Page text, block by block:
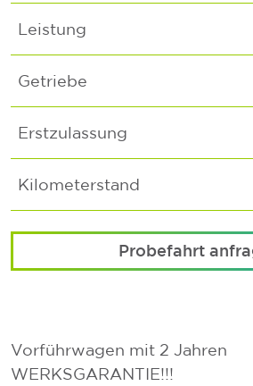
Leistung
Getriebe
Erstzulassung
Kilometerstand
Probefahrt
Vorführwagen mit 2 Jahren
WERKSGARANTIE!!!